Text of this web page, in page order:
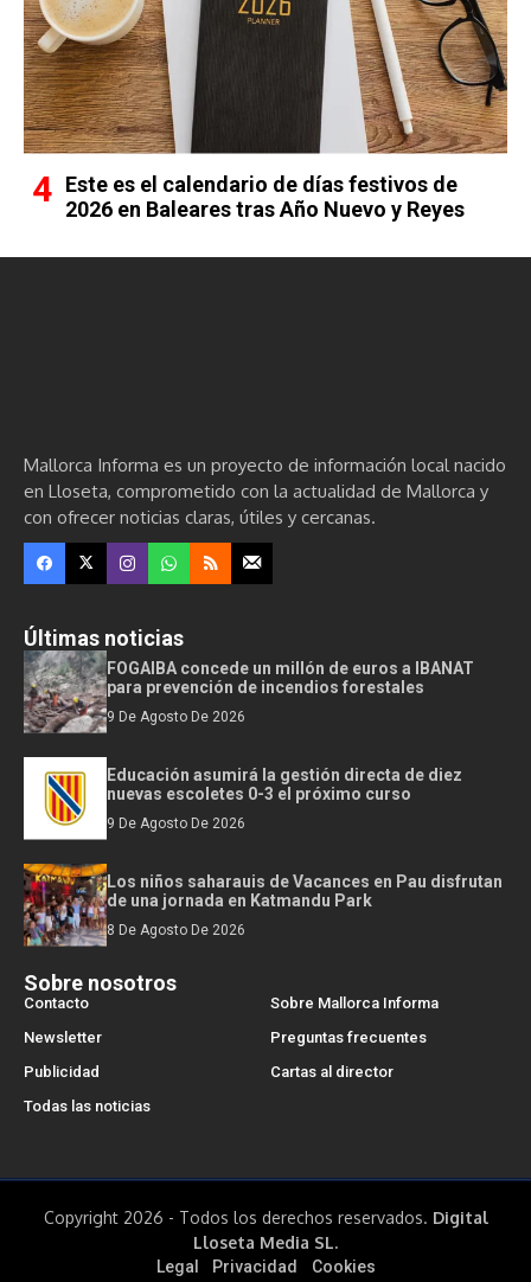
Este es el calendario de días festivos de
2026 en Baleares tras Año Nuevo y Reyes
Mallorca Informa es un proyecto de información local nacido
en Lloseta, comprometido con la actualidad de Mallorca y
con ofrecer noticias claras, útiles y cercanas.
Últimas noticias
FOGAIBA concede un millón de euros a IBANAT
para prevención de incendios forestales
9 De Agosto De 2026
Educación asumirá la gestión directa de diez
nuevas escoletes 0-3 el próximo curso
9 De Agosto De 2026
Los niños saharauis de Vacances en Pau disfrutan
de una jornada en Katmandu Park
8 De Agosto De 2026
Sobre nosotros
Contacto
Sobre Mallorca Informa
Newsletter
Preguntas frecuentes
Publicidad
Cartas al director
Todas las noticias
Copyright 2026 - Todos los derechos reservados. Digital
Lloseta Media SL.
Legal Privacidad Cookies